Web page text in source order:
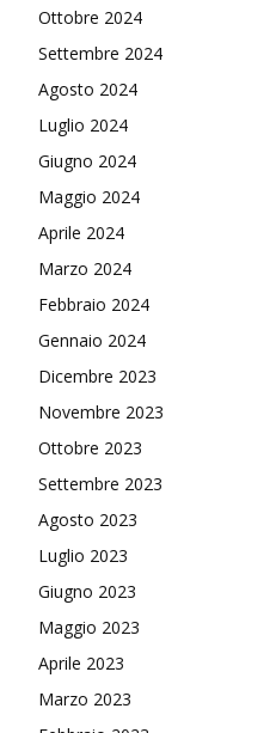
Ottobre 2024
Settembre 2024
Agosto 2024
Luglio 2024
Giugno 2024
Maggio 2024
Aprile 2024
Marzo 2024
Febbraio 2024
Gennaio 2024
Dicembre 2023
Novembre 2023
Ottobre 2023
Settembre 2023
Agosto 2023
Luglio 2023
Giugno 2023
Maggio 2023
Aprile 2023
Marzo 2023